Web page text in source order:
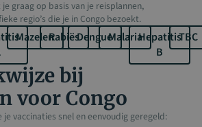
graag op basis van je reisplannen,
regio’s die je in Congo bezoekt.
MazelenRabiësDengueMalariaHepatitis
B
TBC
bij
voor Congo
vaccinaties snel en eenvoudig geregeld: